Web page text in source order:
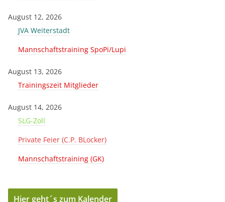
August 12, 2026
JVA Weiterstadt
Mannschaftstraining SpoPi/Lupi
August 13, 2026
Trainingszeit Mitglieder
August 14, 2026
SLG-Zoll
Private Feier (C.P. BLocker)
Mannschaftstraining (GK)
Hier geht´s zum Kalender